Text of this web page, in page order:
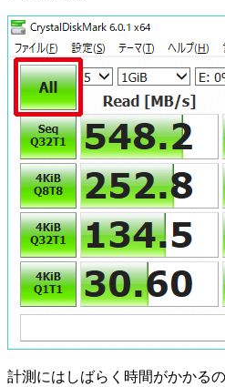
計測にはしばらく時間がかかる